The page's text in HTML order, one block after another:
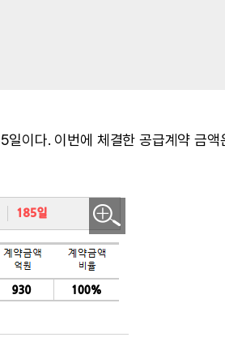
이다. 이번에 체결한 공급계약 금액